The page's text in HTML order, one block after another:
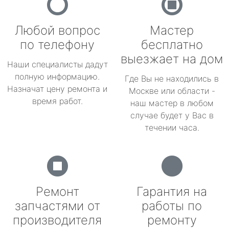
Любой вопрос
по телефону
Наши специалисты дадут
полную информацию.
Назначат цену ремонта и
время работ.
Мастер
бесплатно
выезжает на дом
Где Вы не находились в
Москве или области -
наш мастер в любом
случае будет у Вас в
течении часа.
Ремонт
запчастями от
производителя
Гарантия на
работы по
ремонту